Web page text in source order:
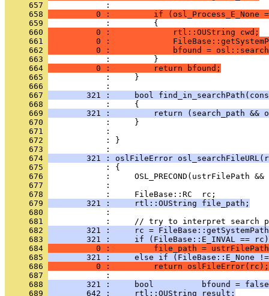
     657
     658
0 :         if (osl_Process_E_None
     659
     660
          0 :             rtl::OUString cwd;
     661
0 :
     662
0 :             bfound =
     663
     664
          0 :         return bfound;
     665
            :     }
     666
     667
321 :     bool
     668
     669
321 :         return (search_path &&
     670
     671
     672
            : }
     673
     674
321 : oslFileError
     675
     676
     677
     678
     679
        321 :     rtl::OUString file_path;
     680
     681
     682
321 :     rc =
     683
        321 :     if (FileBase::E_INVAL == rc)
     684
0 :         file_path =
     685
321 :     else if (FileBase::E_None
     686
          0 :         return oslFileError(rc);
     687
     688
321 :     bool          bfound =
     689
        642 :     rtl::OUString result;